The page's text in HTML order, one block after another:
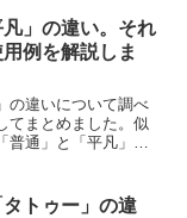
凡」の違い。それ
例を解説しま
の違いについて調べ
てまとめました。似
普通」と「平凡」の
タトゥー」の違